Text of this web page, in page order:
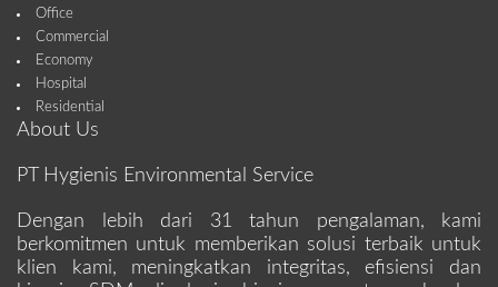
Office
Commercial
Economy
Hospital
Residential
About Us
PT Hygienis Environmental Service
Dengan lebih dari 31 tahun pengalaman, kami
berkomitmen untuk memberikan solusi terbaik untuk
klien kami, meningkatkan integritas, efisiensi dan